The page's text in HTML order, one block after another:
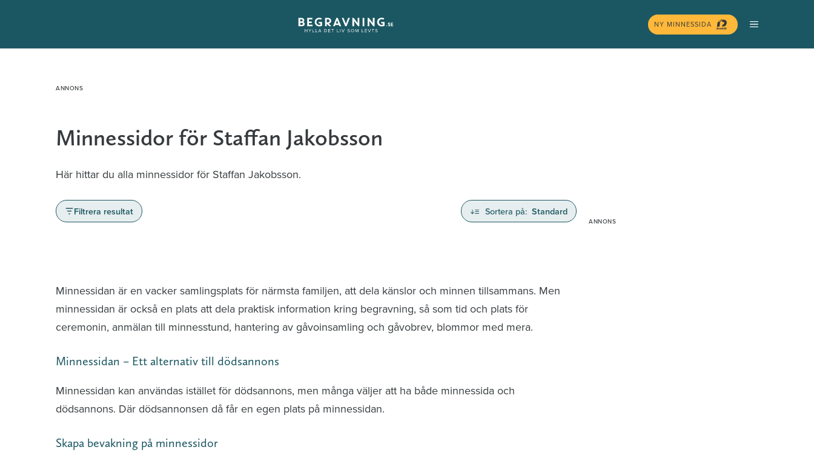
innehåll
NY MINNESSIDA MENY
Minnessidor för Staffan Jakobsson
Här hittar du alla minnessidor för Staffan Jakobsson.
Filtrera resultat Sortera på: Standard
Minnessidan är en vacker samlingsplats för närmsta familjen, att dela känslor och minnen tillsammans. Men
minnessidan är också en plats att dela praktisk information kring begravning, så som tid och plats för
ceremonin, anmälan till minnesstund, hantering av gåvoinsamling och gåvobrev, blommor med mera.
Minnessidan – Ett alternativ till dödsannons
Minnessidan kan användas istället för dödsannons, men många väljer att ha både minnessida och
dödsannons. Där dödsannonsen då får en egen plats på minnessidan.
Skapa bevakning på minnessidor